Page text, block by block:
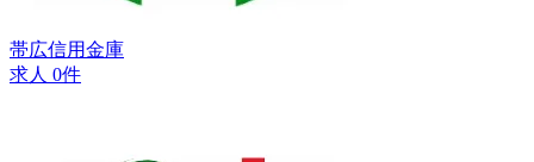
帯広信用金庫
求人 0件